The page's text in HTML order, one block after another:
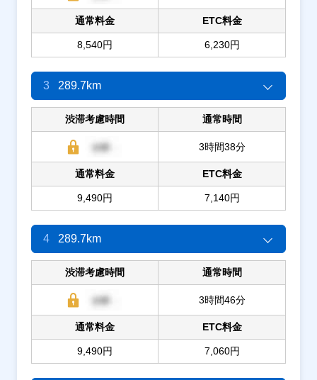
通常料金
8,540円
ETC料金
6,230円
3 289.7km
渋滞考慮時間 通常時間
3時間38分
通常料金
9,490円
ETC料金
7,140円
4 289.7km
渋滞考慮時間 通常時間
3時間46分
通常料金
9,490円
ETC料金
7,060円